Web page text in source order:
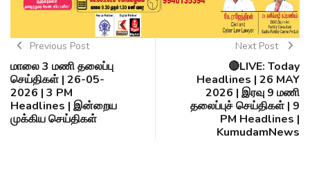
Previous Post
மாலை 3 மணி தலைப்பு
செய்திகள் | 26-05-
2026 | 3 PM
Headlines | இன்றைய
முக்கிய செய்திகள்
Next Post
🔴LIVE: Today
Headlines | 26 MAY
2026 | இரவு 9 மணி
தலைப்புச் செய்திகள் | 9
PM Headlines |
KumudamNews